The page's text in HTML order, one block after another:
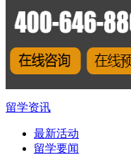
留学资讯
最新活动
留学要闻